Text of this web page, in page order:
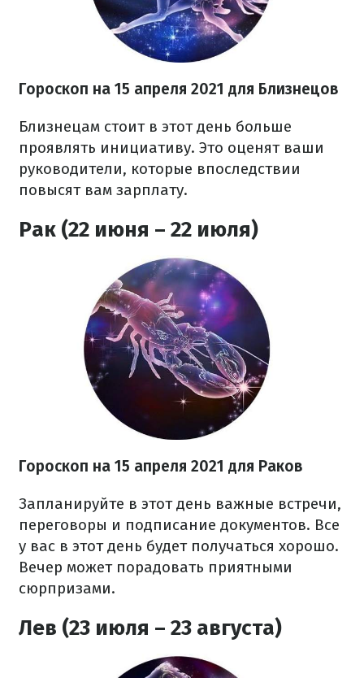
Гороскоп на 15 апреля 2021 для Близнецов
Близнецам стоит в этот день больше
проявлять инициативу. Это оценят ваши
руководители, которые впоследствии
повысят вам зарплату.
Рак (22 июня – 22 июля)
Гороскоп на 15 апреля 2021 для Раков
Запланируйте в этот день важные встречи,
переговоры и подписание документов. Все
у вас в этот день будет получаться хорошо.
Вечер может порадовать приятными
сюрпризами.
Лев (23 июля – 23 августа)